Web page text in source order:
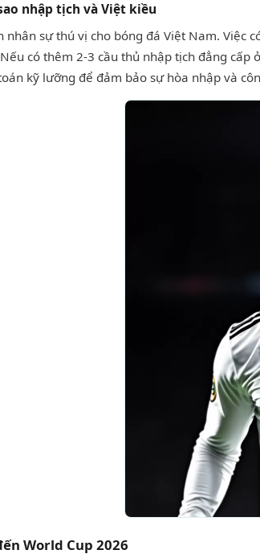
nhập tịch và Việt kiều
nhân sự thú vị cho bóng đá Việt Nam. Việc
có thêm 2-3 cầu thủ nhập tịch đẳng cấp
kỹ lưỡng để đảm bảo sự hòa nhập và
World Cup 2026